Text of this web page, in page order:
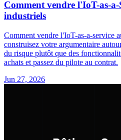
Comment vendre l'IoT-as-
industriels
Comment vendre l'IoT-as-a-service
construisez votre argumentaire
du risque plutôt que des
achats et passez du pilote au contrat.
Jun 27, 2026